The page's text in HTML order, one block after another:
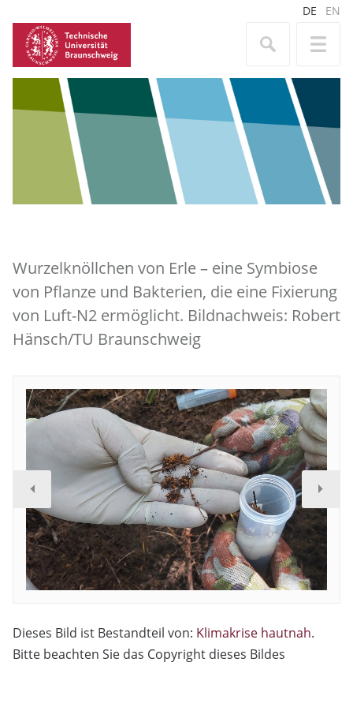
DE EN
Wurzelknöllchen von Erle – eine Symbiose
von Pflanze und Bakterien, die eine Fixierung
von Luft-N2 ermöglicht. Bildnachweis: Robert
Hänsch/TU Braunschweig
Dieses Bild ist Bestandteil von: Klimakrise hautnah.
Bitte beachten Sie das Copyright dieses Bildes